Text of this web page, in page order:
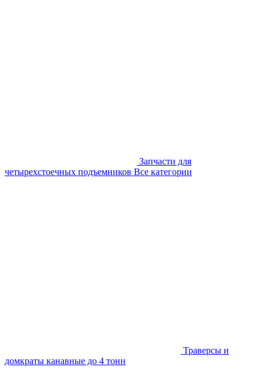
Запчасти для
четырехстоечных подъемников Все категории
Траверсы и
домкраты канавные до 4 тонн